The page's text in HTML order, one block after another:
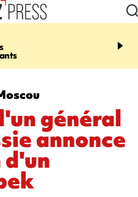
06:04
à La Réunion - des
général
annonce